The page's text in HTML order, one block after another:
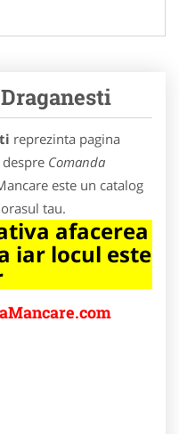
reprezinta pagina
Comanda
este un catalog
tau.
afacerea
iar locul este